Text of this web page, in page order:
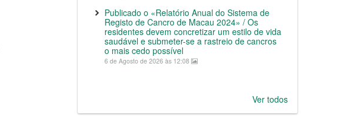
Publicado o «Relatório Anual do Sistema de
Registo de Cancro de Macau 2024» / Os
residentes devem concretizar um estilo de vida
saudável e submeter-se a rastreio de cancros
o mais cedo possível
6 de Agosto de 2026 às 12:08
Ver todos